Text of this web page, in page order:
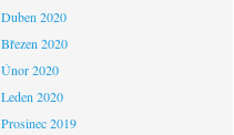
Duben 2020
Březen 2020
Únor 2020
Leden 2020
Prosinec 2019